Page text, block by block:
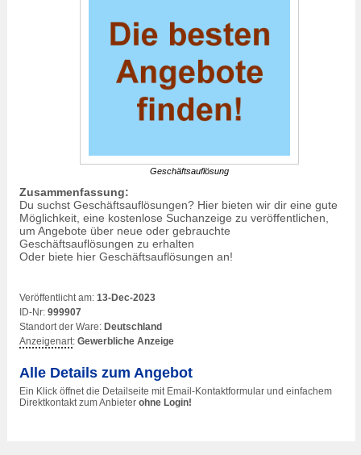
Geschäftsauflösung
Zusammenfassung:
Du suchst Geschäftsauflösungen? Hier bieten wir dir eine gute
Möglichkeit, eine kostenlose Suchanzeige zu veröffentlichen,
um Angebote über neue oder gebrauchte
Geschäftsauflösungen zu erhalten
Oder biete hier Geschäftsauflösungen an!
Veröffentlicht am: 13-Dec-2023
ID-Nr: 999907
Standort der Ware: Deutschland
Anzeigenart: Gewerbliche Anzeige
Alle Details zum Angebot
Ein Klick öffnet die Detailseite mit Email-Kontaktformular und einfachem
Direktkontakt zum Anbieter ohne Login!